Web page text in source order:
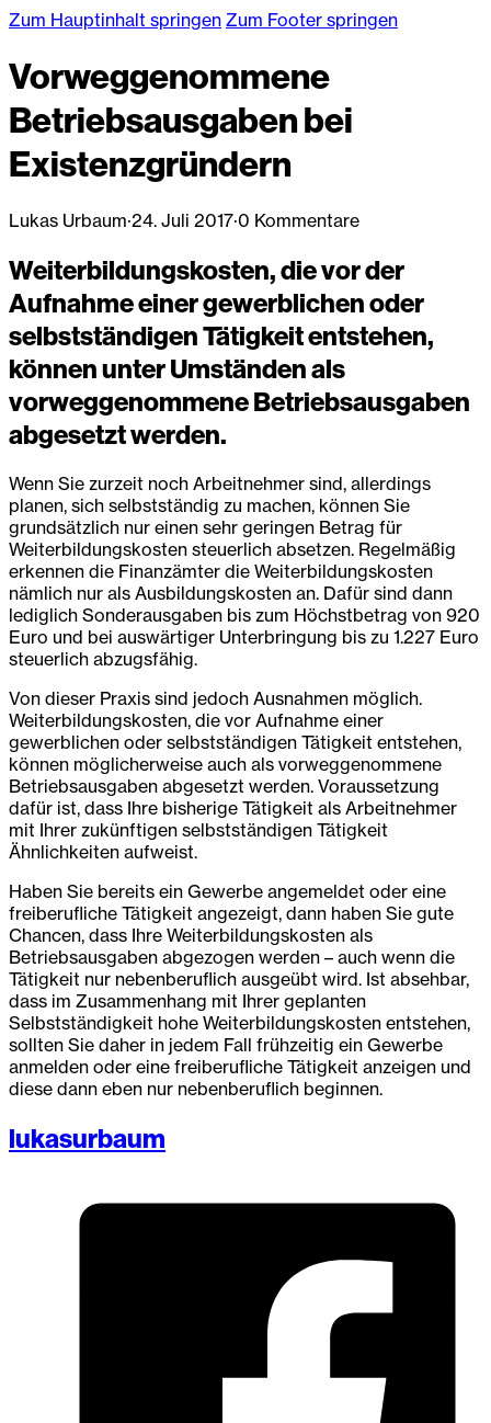
Zum Hauptinhalt springen Zum Footer springen
Vorweggenommene
Betriebsausgaben bei
Existenzgründern
Lukas Urbaum·24. Juli 2017·0 Kommentare
Weiterbildungskosten, die vor der
Aufnahme einer gewerblichen oder
selbstständigen Tätigkeit entstehen,
können unter Umständen als
vorweggenommene Betriebsausgaben
abgesetzt werden.
Wenn Sie zurzeit noch Arbeitnehmer sind, allerdings
planen, sich selbstständig zu machen, können Sie
grundsätzlich nur einen sehr geringen Betrag für
Weiterbildungskosten steuerlich absetzen. Regelmäßig
erkennen die Finanzämter die Weiterbildungskosten
nämlich nur als Ausbildungskosten an. Dafür sind dann
lediglich Sonderausgaben bis zum Höchstbetrag von 920
Euro und bei auswärtiger Unterbringung bis zu 1.227 Euro
steuerlich abzugsfähig.
Von dieser Praxis sind jedoch Ausnahmen möglich.
Weiterbildungskosten, die vor Aufnahme einer
gewerblichen oder selbstständigen Tätigkeit entstehen,
können möglicherweise auch als vorweggenommene
Betriebsausgaben abgesetzt werden. Voraussetzung
dafür ist, dass Ihre bisherige Tätigkeit als Arbeitnehmer
mit Ihrer zukünftigen selbstständigen Tätigkeit
Ähnlichkeiten aufweist.
Haben Sie bereits ein Gewerbe angemeldet oder eine
freiberufliche Tätigkeit angezeigt, dann haben Sie gute
Chancen, dass Ihre Weiterbildungskosten als
Betriebsausgaben abgezogen werden – auch wenn die
Tätigkeit nur nebenberuflich ausgeübt wird. Ist absehbar,
dass im Zusammenhang mit Ihrer geplanten
Selbstständigkeit hohe Weiterbildungskosten entstehen,
sollten Sie daher in jedem Fall frühzeitig ein Gewerbe
anmelden oder eine freiberufliche Tätigkeit anzeigen und
diese dann eben nur nebenberuflich beginnen.
lukasurbaum